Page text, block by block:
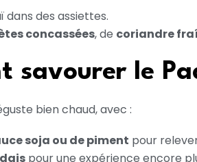
dans des assiettes.
concassées, de coriandre
savourer le
bien chaud, avec :
soja ou de piment pour
pour une expérience encore